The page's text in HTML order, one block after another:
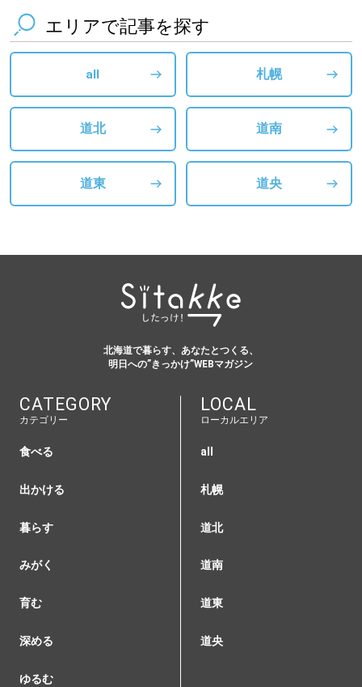
エリアで記事を探す
all 札幌
道北 道南
道東 道央
北海道で暮らす、あなたとつくる、
明日への”きっかけ”WEBマガジン
CATEGORY
カテゴリー
食べる
出かける
暮らす
みがく
育む
深める
ゆるむ
LOCAL
ローカルエリア
all
札幌
道北
道南
道東
道央